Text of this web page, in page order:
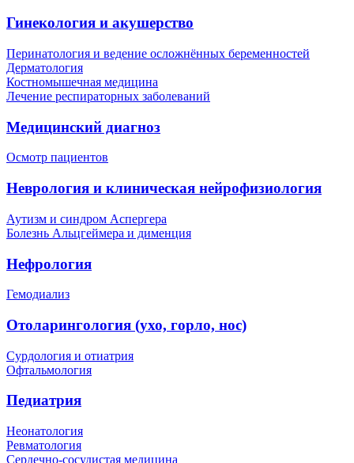
Гинекология и акушерство
Перинатология и ведение осложнённых беременностей
Дерматология
Костномышечная медицина
Лечение респираторных заболеваний
Медицинский диагноз
Осмотр пациентов
Неврология и клиническая нейрофизиология
Аутизм и синдром Аспергера
Болезнь Альцгеймера и дименция
Нефрология
Гемодиализ
Отоларингология (ухо, горло, нос)
Сурдология и отиатрия
Офтальмология
Педиатрия
Неонатология
Ревматология
Сердечно-сосудистая медицина